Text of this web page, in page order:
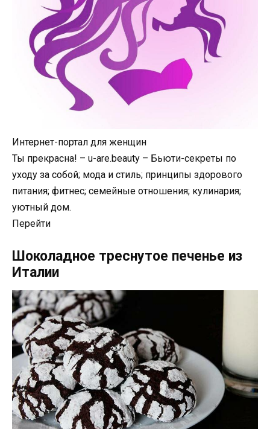
Интернет-портал для женщин
Ты прекрасна! – u-are.beauty – Бьюти-секреты по
уходу за собой; мода и стиль; принципы здорового
питания; фитнес; семейные отношения; кулинария;
уютный дом.
Перейти
Шоколадное треснутое печенье из
Италии